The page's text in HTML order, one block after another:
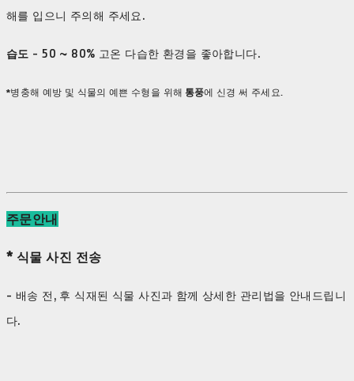
해를 입으니 주의해 주세요.
습도 - 50 ~ 80% 고온 다습한 환경을 좋아합니다.
*병충해 예방 및 식물의 예쁜 수형을 위해 통풍에 신경 써 주세요.
주문안내
* 식물 사진 전송
- 배송 전, 후 식재된 식물 사진과 함께 상세한 관리법을 안내드립니
다.